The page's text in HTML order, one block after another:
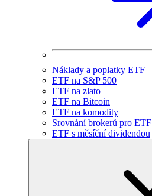
Náklady a poplatky ETF
ETF na S&P 500
ETF na zlato
ETF na Bitcoin
ETF na komodity
Srovnání brokerů pro ETF
ETF s měsíční dividendou